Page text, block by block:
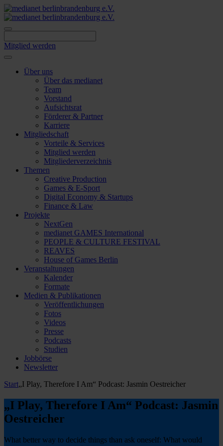
Skip
to
content
Mitglied werden
Über uns
Über das medianet
Team
Vorstand
Aufsichtsrat
Förderer & Partner
Karriere
Mitgliedschaft
Vorteile & Services
Mitglied werden
Mitgliederverzeichnis
Themen
Creative Production
Games & E-Sport
Digital Economy & Startups
Finance & Law
Projekte
NextGen
medianet GAMES International
PEOPLE & CULTURE FESTIVAL
REAVES
House of Games Berlin
Veranstaltungen
Kalender
Formate
Medien & Publikationen
Veröffentlichungen
Fotos
Videos
Presse
Podcasts
Studien
Jobbörse
Newsletter
Start„I Play, Therefore I Am“ Podcast: Jasmin Oestreicher
„I Play, Therefore I Am“ Podcast: Jasmin
Oestreicher
What better way to decide things than ask oneself: What would